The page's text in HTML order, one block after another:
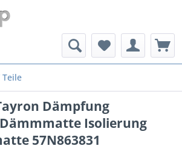
Teile
Dämpfung
Isolierung
57N863831